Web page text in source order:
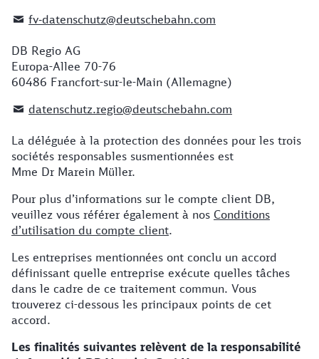
fv‐datenschutz@deutschebahn.com
DB Regio AG
Europa-Allee 70-76
60486 Francfort-sur-le-Main (Allemagne)
datenschutz.regio@deutschebahn.com
La déléguée à la protection des données pour les trois
sociétés responsables susmentionnées est
Mme Dr Marein Müller.
Pour plus d’informations sur le compte client DB,
veuillez vous référer également à nos Conditions
d’utilisation du compte client.
Les entreprises mentionnées ont conclu un accord
définissant quelle entreprise exécute quelles tâches
dans le cadre de ce traitement commun. Vous
trouverez ci-dessous les principaux points de cet
accord.
Les finalités suivantes relèvent de la responsabilité